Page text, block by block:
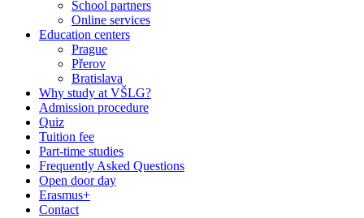
School partners
Online services
Education centers
Prague
Přerov
Bratislava
Why study at VŠLG?
Admission procedure
Quiz
Tuition fee
Part-time studies
Frequently Asked Questions
Open door day
Erasmus+
Contact